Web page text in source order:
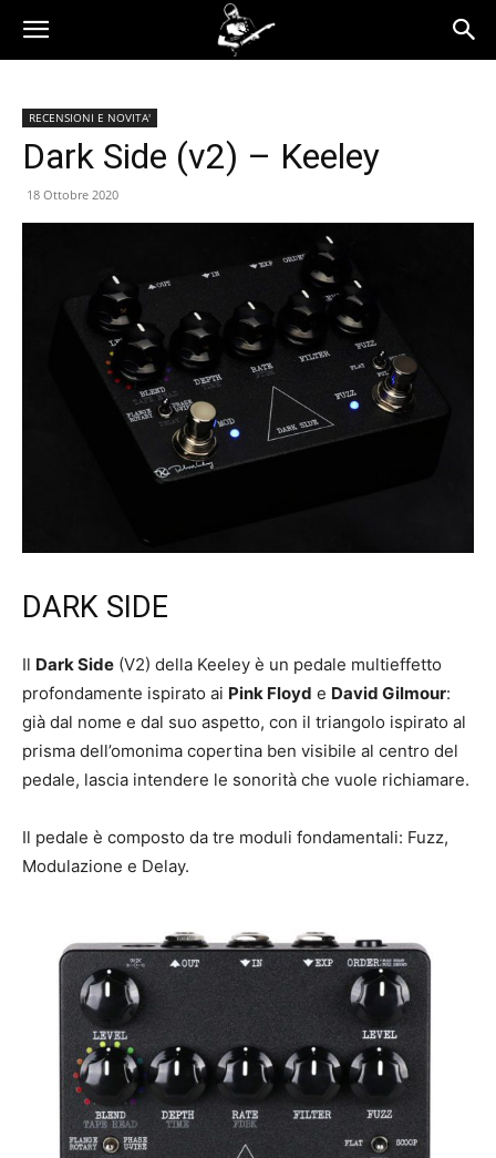
RECENSIONI E NOVITA'
Dark Side (v2) – Keeley
18 Ottobre 2020
DARK SIDE
Il Dark Side (V2) della Keeley è un pedale multieffetto
profondamente ispirato ai Pink Floyd e David Gilmour:
già dal nome e dal suo aspetto, con il triangolo ispirato al
prisma dell’omonima copertina ben visibile al centro del
pedale, lascia intendere le sonorità che vuole richiamare.
Il pedale è composto da tre moduli fondamentali: Fuzz,
Modulazione e Delay.